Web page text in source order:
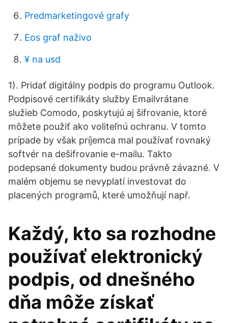
Predmarketingové grafy
Eos graf naživo
¥ na usd
1). Pridať digitálny podpis do programu Outlook.
Podpisové certifikáty služby Emailvrátane
služieb Comodo, poskytujú aj šifrovanie, ktoré
môžete použiť ako voliteľnú ochranu. V tomto
prípade by však príjemca mal používať rovnaký
softvér na dešifrovanie e-mailu. Takto
podepsané dokumenty budou právně závazné. V
malém objemu se nevyplatí investovat do
placených programů, které umožňují např.
Každý, kto sa rozhodne
používať elektronický
podpis, od dnešného
dňa môže získať